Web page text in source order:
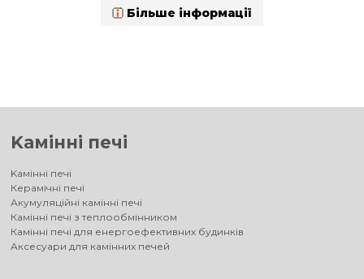
Більше інформації
Kамінні печі
Kамінні печі
Керамічні печі
Акумуляційні камінні печі
Камінні печі з теплообмінником
Камінні печі для енергоефективних будинків
Аксесуари для камінних печей